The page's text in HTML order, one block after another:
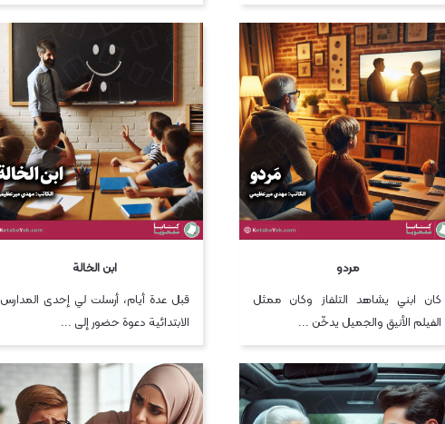
ابن الخالة
قبل عدة أيام، أرسلت لي إحدى المدارس
الابتدائية دعوة حضور إلى ...
مردو
كان ابني يشاهد التلفاز وكان ممثل
الفيلم الأنيق والجميل يدخّن ...